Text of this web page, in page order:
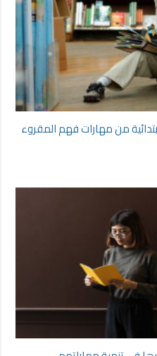
من مهارات فهم المقروء